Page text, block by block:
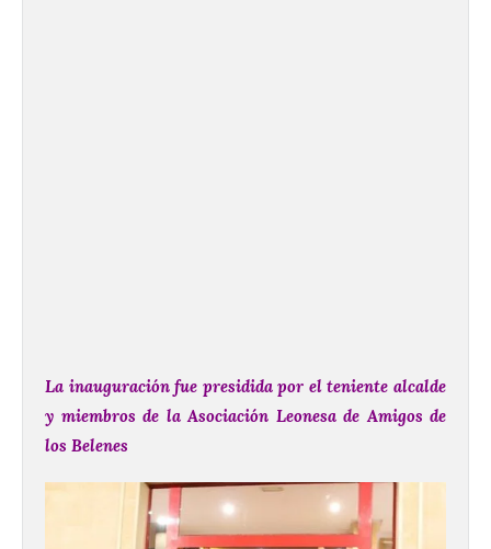
La inauguración fue presidida por el teniente alcalde
y miembros de la Asociación Leonesa de Amigos de
los Belenes